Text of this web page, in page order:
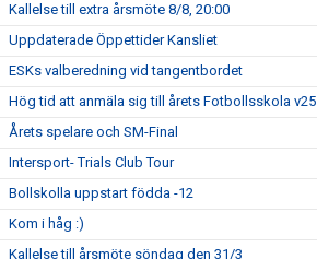
Kallelse till extra årsmöte 8/8, 20:00
Uppdaterade Öppettider Kansliet
ESKs valberedning vid tangentbordet
Hög tid att anmäla sig till årets Fotbollsskola v25
Årets spelare och SM-Final
Intersport- Trials Club Tour
Bollskolla uppstart födda -12
Kom i håg :)
Kallelse till årsmöte söndag den 31/3